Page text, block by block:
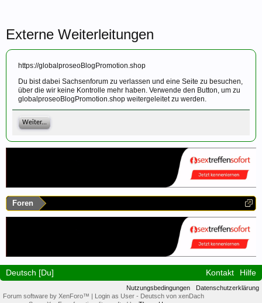
Externe Weiterleitungen
https://globalproseoBlogPromotion.shop
Du bist dabei Sachsenforum zu verlassen und eine Seite zu besuchen,
über die wir keine Kontrolle mehr haben. Verwende den Button, um zu
globalproseoBlogPromotion.shop weitergeleitet zu werden.
Weiter...
Foren
Deutsch [Du] Kontakt Hilfe
Nutzungsbedingungen
Datenschutzerklärung
Forum software by XenForo™ | Login as User - Deutsch von xenDach